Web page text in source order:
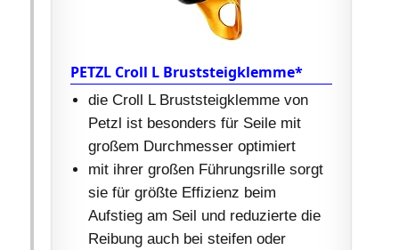
PETZL Croll L Bruststeigklemme*
die Croll L Bruststeigklemme von
Petzl ist besonders für Seile mit
großem Durchmesser optimiert
mit ihrer großen Führungsrille sorgt
sie für größte Effizienz beim
Aufstieg am Seil und reduzierte die
Reibung auch bei steifen oder